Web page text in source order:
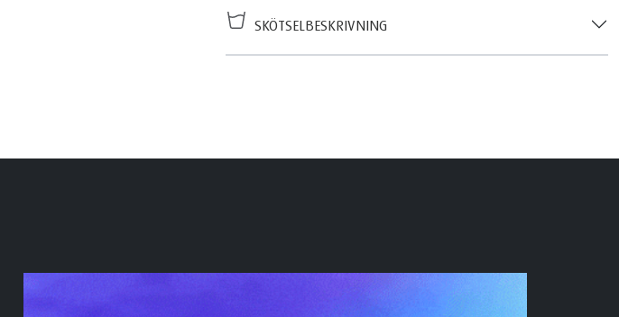
SKÖTSELBESKRIVNING